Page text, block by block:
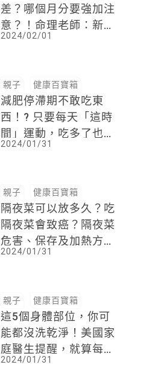
差？哪個月分要強加注
意？！命理老師：新春
好運勢，就靠「這動
2024/02/01
親子 健康百寶箱
減肥停滯期不敢吃東
西！? 只要每天「這時
間」運動，吃多了也不
怕，還更容易燃燒脂肪
2024/01/31
親子 健康百寶箱
隔夜菜可以放多久？吃
隔夜菜會致癌？隔夜菜
危害、保存及加熱方式
一次整理
2024/01/31
親子 健康百寶箱
這5個身體部位，你可
能都沒洗乾淨！美國家
庭醫生提醒，就算每天
洗澡，這兩個地方最容
2024/01/31